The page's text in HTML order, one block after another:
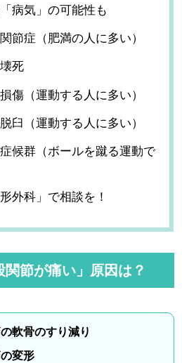
病気」の可能性も
症（肥満の人に多い）
死
（運動する人に多い）
（運動する人に多い）
群（ボールを蹴る運動で
外科」で相談を！
関節が痛い」原因は？
軟骨のすり減り
変形